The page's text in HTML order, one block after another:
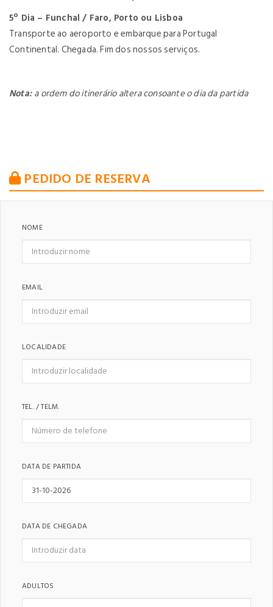
5º Dia – Funchal / Faro, Porto ou Lisboa
Transporte ao aeroporto e embarque para Portugal
Continental. Chegada. Fim dos nossos serviços.
Nota:a ordem do itinerário altera consoante o dia da partida
PEDIDO DE RESERVA
NOME
EMAIL
LOCALIDADE
TEL. / TELM.
DATA DE PARTIDA
DATA DE CHEGADA
ADULTOS